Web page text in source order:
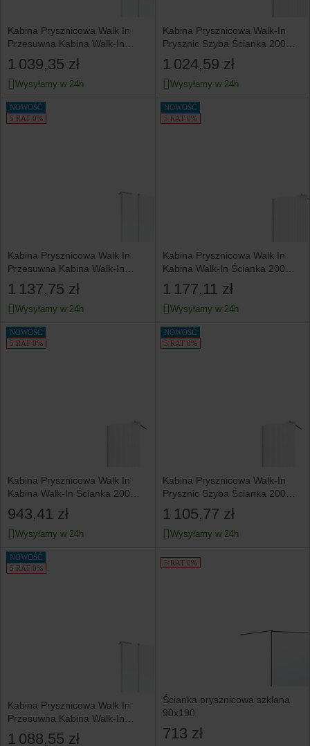
Kabina Prysznicowa Walk In
Przesuwna Kabina Walk-In
200x90 cm INVENA Czarny
1 039,35 zł
Wysyłamy w 24h
Kabina Prysznicowa Walk-In
Prysznic Szyba Ścianka 200
x 100 cm INVENA Chrom
1 024,59 zł
Wysyłamy w 24h
NOWOŚĆ
5 RAT 0%
Kabina Prysznicowa Walk In
Przesuwna Kabina Walk-In
200x120 cm INVENA
1 137,75 zł
Wysyłamy w 24h
NOWOŚĆ
5 RAT 0%
Kabina Prysznicowa Walk In
Kabina Walk-In Ścianka 200
x 120 cm INVENA Chrom
1 177,11 zł
Wysyłamy w 24h
NOWOŚĆ
5 RAT 0%
Kabina Prysznicowa Walk In
Kabina Walk-In Ścianka 200
x 90 cm INVENA
943,41 zł
Wysyłamy w 24h
NOWOŚĆ
5 RAT 0%
Kabina Prysznicowa Walk-In
Prysznic Szyba Ścianka 200
x 110 cm INVENA Chrom
1 105,77 zł
Wysyłamy w 24h
NOWOŚĆ
5 RAT 0%
Kabina Prysznicowa Walk In
Przesuwna Kabina Walk-In
200x120 cm INVENA Chrom
1 088,55 zł
5 RAT 0%
Ścianka prysznicowa szklana
90x190
713 zł